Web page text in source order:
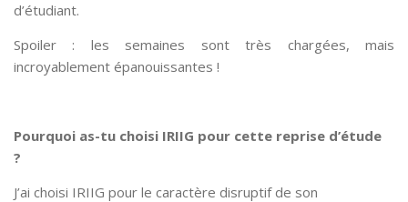
d’étudiant.
Spoiler : les semaines sont très chargées, mais
incroyablement épanouissantes !
Pourquoi as-tu choisi IRIIG pour cette reprise d’étude
?
J’ai choisi IRIIG pour le caractère disruptif de son